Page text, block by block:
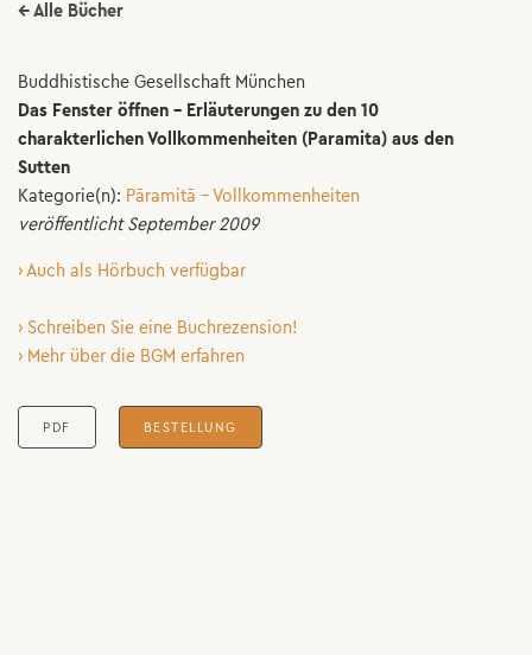
← Alle Bücher
Buddhistische Gesellschaft München
Das Fenster öffnen - Erläuterungen zu den 10
charakterlichen Vollkommenheiten (Paramita) aus den
Sutten
Kategorie(n): Pāramitā – Vollkommenheiten
veröffentlicht September 2009
› Auch als Hörbuch verfügbar
› Schreiben Sie eine Buchrezension!
› Mehr über die BGM erfahren
PDF BESTELLUNG